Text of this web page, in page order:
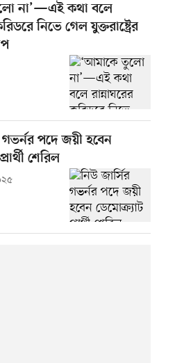
না’—এই কথা বলে
নিভে গেল যুক্তরাষ্ট্রের
গভর্নর পদে জয়ী হবেন
শেরিল